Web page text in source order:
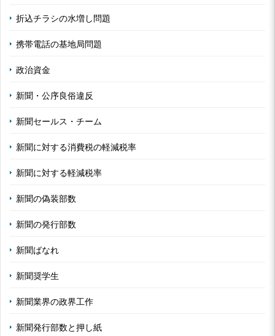
折込チラシの水増し問題
携帯電話の基地局問題
政治資金
新聞・公序良俗違反
新聞セールス・チーム
新聞に対する消費税の軽減税率
新聞に対する軽減税率
新聞の偽装部数
新聞の発行部数
新聞ばなれ
新聞奨学生
新聞業界の政界工作
新聞発行部数と押し紙